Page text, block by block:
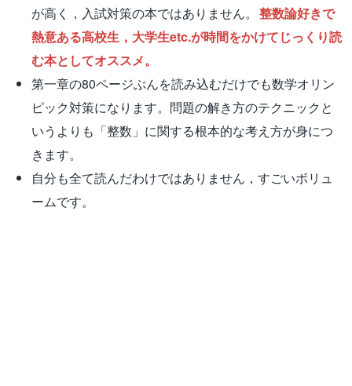
が高く，入試対策の本ではありません。 整数論好きで
熱意ある高校生，大学生etc.が時間をかけてじっくり読
む本としてオススメ。
第一章の80ページぶんを読み込むだけでも数学オリン
ピック対策になります。問題の解き方のテクニックと
いうよりも「整数」に関する根本的な考え方が身につ
きます。
自分も全て読んだわけではありません，すごいボリュ
ームです。